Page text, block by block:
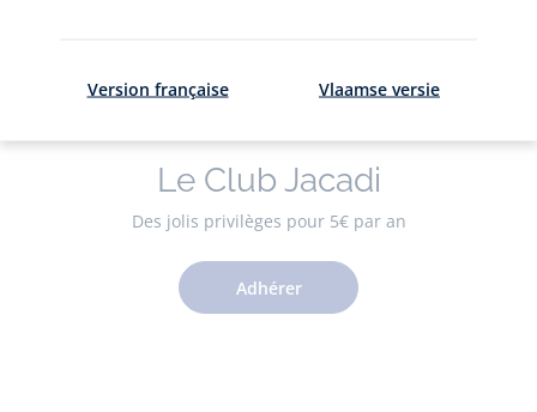
Le Club Jacadi
Des jolis privilèges pour 5€ par an
Adhérer
Version française Vlaamse versie